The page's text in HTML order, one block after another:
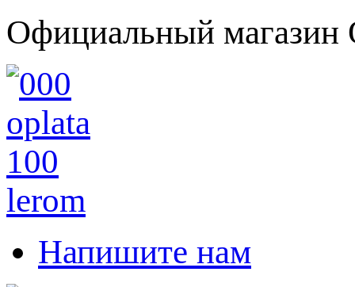
Официальный
Напишите нам